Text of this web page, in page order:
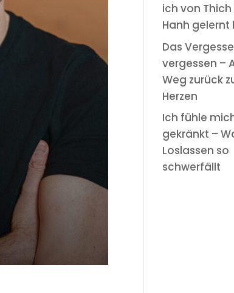
ich von
Hanh gelernt
Das
vergessen –
Weg zurück
Herzen
Ich fühle
gekränkt –
Loslassen so
schwerfällt